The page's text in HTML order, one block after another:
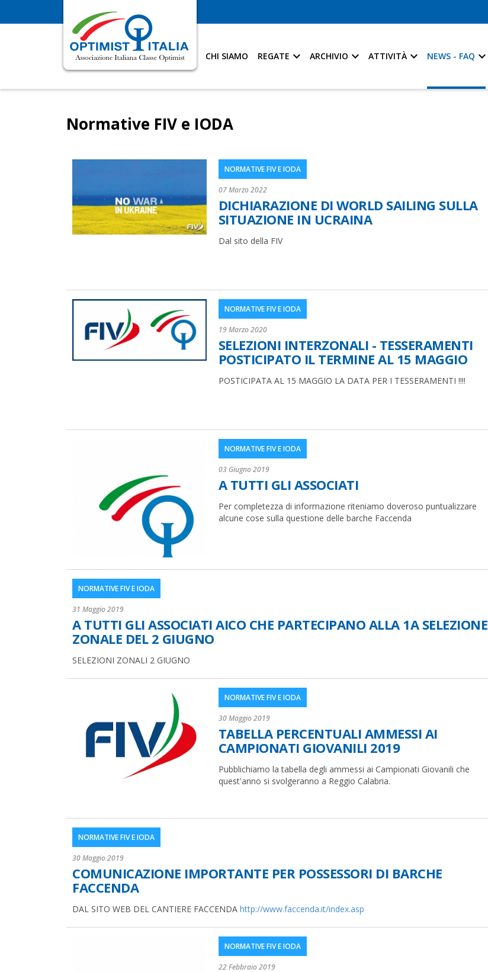
CHI SIAMO REGATE ARCHIVIO ATTIVITÀ NEWS - FAQ
Normative FIV e IODA
NORMATIVE FIV E IODA
07 Marzo 2022
DICHIARAZIONE DI WORLD SAILING SULLA
SITUAZIONE IN UCRAINA
Dal sito della FIV
NORMATIVE FIV E IODA
19 Marzo 2020
SELEZIONI INTERZONALI - TESSERAMENTI
POSTICIPATO IL TERMINE AL 15 MAGGIO
POSTICIPATA AL 15 MAGGIO LA DATA PER I TESSERAMENTI !!!!
NORMATIVE FIV E IODA
03 Giugno 2019
A TUTTI GLI ASSOCIATI
Per completezza di informazione riteniamo doveroso puntualizzare
alcune cose sulla questione delle barche Faccenda
NORMATIVE FIV E IODA
31 Maggio 2019
A TUTTI GLI ASSOCIATI AICO CHE PARTECIPANO ALLA 1A SELEZIONE
ZONALE DEL 2 GIUGNO
SELEZIONI ZONALI 2 GIUGNO
NORMATIVE FIV E IODA
30 Maggio 2019
TABELLA PERCENTUALI AMMESSI AI
CAMPIONATI GIOVANILI 2019
Pubblichiamo la tabella degli ammessi ai Campionati Giovanili che
quest'anno si svolgeranno a Reggio Calabria.
NORMATIVE FIV E IODA
30 Maggio 2019
COMUNICAZIONE IMPORTANTE PER POSSESSORI DI BARCHE
FACCENDA
DAL SITO WEB DEL CANTIERE FACCENDA http://www.faccenda.it/index.asp
NORMATIVE FIV E IODA
22 Febbraio 2019